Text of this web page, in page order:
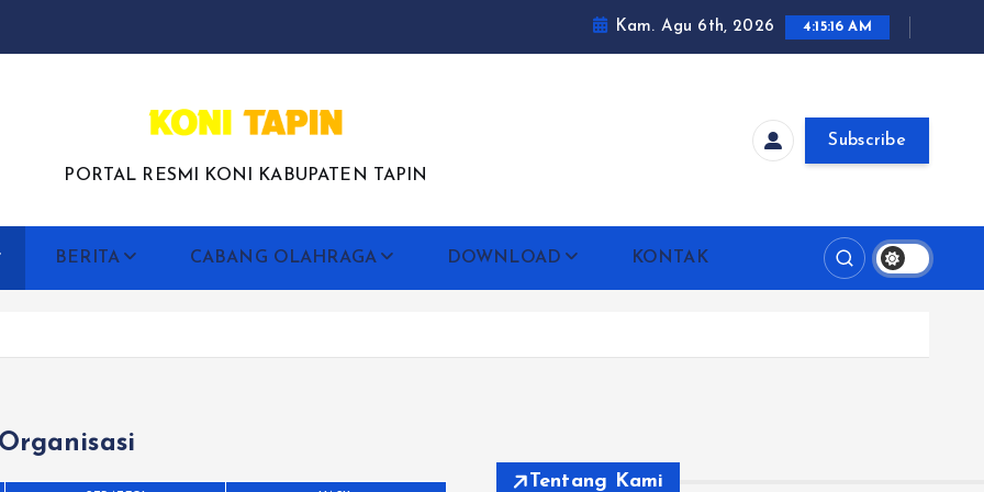
Kam. Agu 6th, 2026 4:15:17 AM
PORTAL RESMI KONI KABUPATEN TAPIN
Subscribe
BERITA CABANG OLAHRAGA DOWNLOAD KONTAK
Tentang Kami